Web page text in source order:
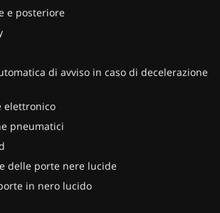
e posteriore
di avviso in caso di decelerazione
elettronico
pneumatici
delle porte nere lucide
in nero lucido